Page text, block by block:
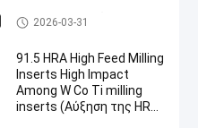
Φρεζάρισμα
Εισαρτήματα αλέσεως υψηλ
ής τροφοδοσίας
2026-03-31
91.5 HRA High Feed Milling
Inserts High Impact
Among W Co Ti milling
inserts (Αύξηση της HRA